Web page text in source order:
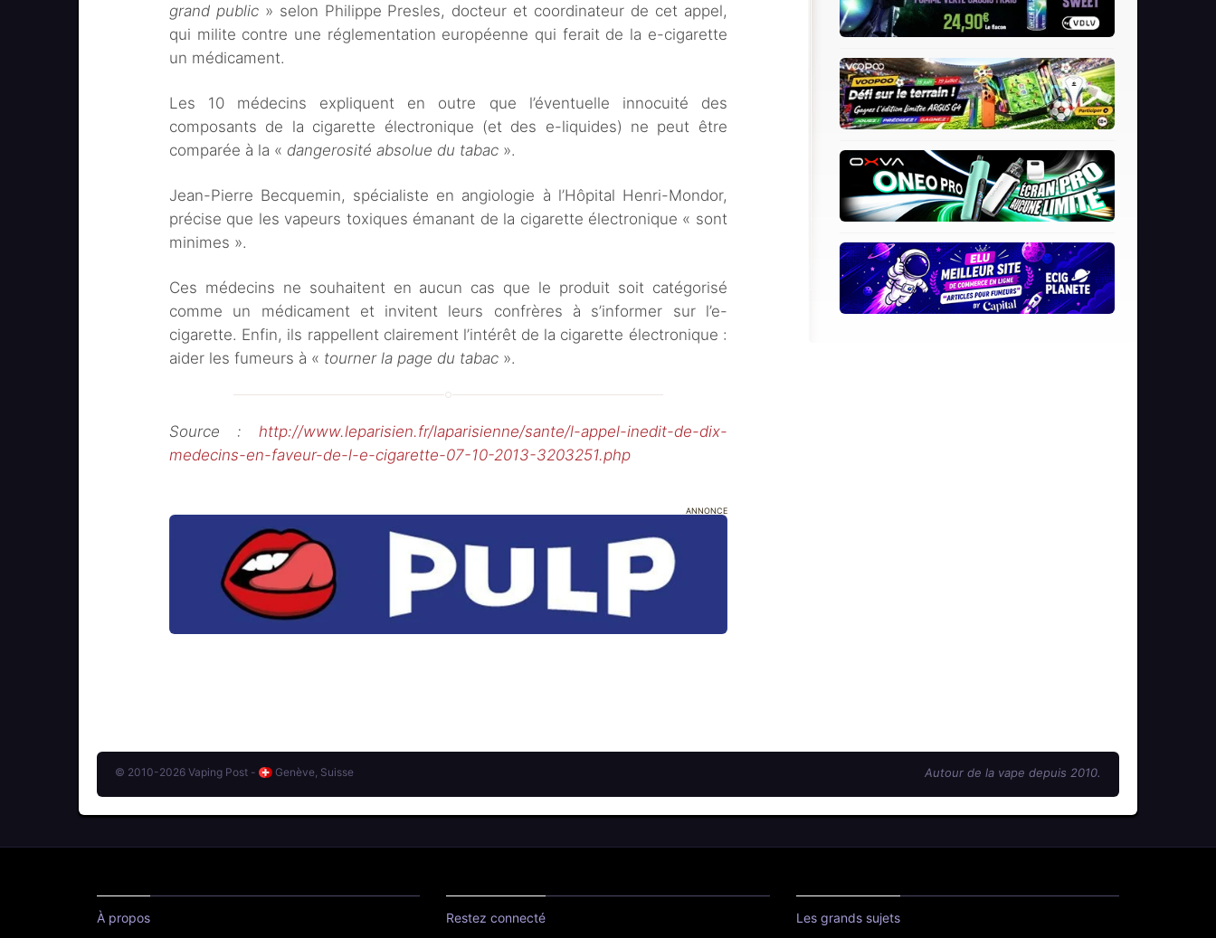
grand public» selon Philippe Presles, docteur et coordinateur de cet appel,
qui milite contre une réglementation européenne qui ferait de la e-cigarette
un médicament.
Les 10 médecins expliquent en outre que l’éventuelle innocuité des
composants de la cigarette électronique (et des e-liquides) ne peut être
comparée à la « dangerosité absolue du tabac ».
Jean-Pierre Becquemin, spécialiste en angiologie à l’Hôpital Henri-Mondor,
précise que les vapeurs toxiques émanant de la cigarette électronique « sont
minimes ».
Ces médecins ne souhaitent en aucun cas que le produit soit catégorisé
comme un médicament et invitent leurs confrères à s’informer sur l’e-
cigarette. Enfin, ils rappellent clairement l’intérêt de la cigarette électronique :
aider les fumeurs à « tourner la page du tabac ».
Source : http://www.leparisien.fr/laparisienne/sante/l-appel-inedit-de-dix-
medecins-en-faveur-de-l-e-cigarette-07-10-2013-3203251.php
ANNONCE
© 2010-2026 Vaping Post - Genève, Suisse Autour de la vape depuis 2010.
À propos Restez connecté Les grands sujets